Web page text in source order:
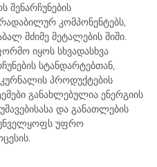
შენარჩუნების
კომპონენტებს,
მძიმე მეტალების შიში.
იყოს სხვადასხვა
სტანდარტებთან,
პროდუქტების
განახლებულია ენერგიის
და განათლების
უფრო